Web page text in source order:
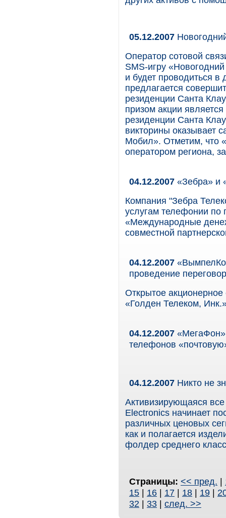
05.12.2007
Оператор сотовой
SMS-игру
и будет проводиться
предлагается
резиденции Санта
призом акции
резиденции Санта
викторины оказывает
Мобил». Отметим, что
оператором региона,
04.12.2007 «Зебра» и
Компания "Зебра
услугам телефонии по
«Международные
совместной
04.12.2007
проведение
Открытое
«Голден Телеком,
04.12.2007
телефонов
04.12.2007 Никто не
Активизирующаяся
Electronics начинает
различных ценовых
как и полагается
фолдер среднего
Страницы: << пред. |
15 | 16 | 17 | 18 | 19 |
32 | 33 | след. >>